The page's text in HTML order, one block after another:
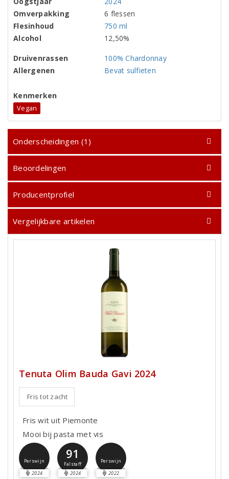
Omverpakking
6 flessen
Flesinhoud
750 ml
Alcohol
12,50%
Druivenrassen
100% Chardonnay
Allergenen
Bevat sulfieten
Kenmerken
Vegan
Onderscheidingen (1)
Beoordelingen
Producentprofiel
Vergelijkbare artikelen
Tenuta Olim Bauda Gavi 2024
Fris tot zacht
Fris wit uit Piemonte
Mooi bij pasta met vis
Perswijn
2024
91
Falstaff
2024
Perswijn
2022